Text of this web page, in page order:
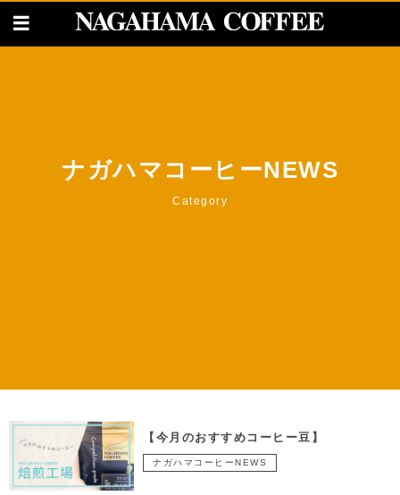
ナガハマコーヒーNEWS
Category
【今月のおすすめコーヒー豆】
ナガハマコーヒーNEWS